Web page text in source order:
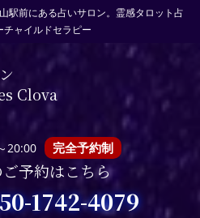
駅前にある占いサロン。霊感タロット占
チャイルドセラピー
Clova
20:00 完全予約制
予約はこちら
1742-4079